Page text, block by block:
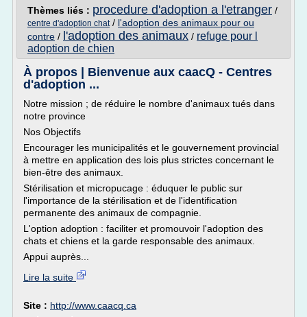
Thèmes liés : procedure d'adoption a l'etranger /
centre d'adoption chat/ l'adoption des animaux pour ou
contre / l'adoption des animaux / refuge pour l
adoption de chien
À propos | Bienvenue aux caacQ - Centres
d'adoption ...
Notre mission ; de réduire le nombre d'animaux tués dans
notre province
Nos Objectifs
Encourager les municipalités et le gouvernement provincial
à mettre en application des lois plus strictes concernant le
bien-être des animaux.
Stérilisation et micropucage : éduquer le public sur
l'importance de la stérilisation et de l'identification
permanente des animaux de compagnie.
L'option adoption : faciliter et promouvoir l'adoption des
chats et chiens et la garde responsable des animaux.
Appui auprès...
Lire la suite
Site : http://www.caacq.ca